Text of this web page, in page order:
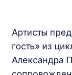
Артисты
гость» из
Александра